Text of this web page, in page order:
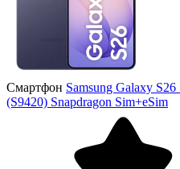
Смартфон Samsung Galaxy
(S9420) Snapdragon Sim+eSim